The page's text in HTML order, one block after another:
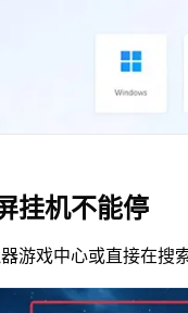
挂机不能停
游戏中心或直接在搜